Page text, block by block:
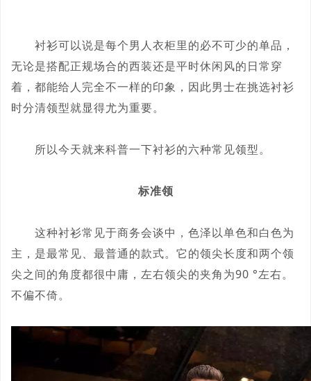
衬衫可以说是每个男人衣柜里的必不可少的单品，
无论是搭配正规场合的西装还是平时休闲风的日常穿
着，都能给人完全不一样的印象，因此男士在挑选衬衫
时分清领型就显得尤为重要。
所以今天就来科普一下衬衫的六种常见领型。
标准领
这种衬衫常见于商务会谈中，色泽以单色和白色为
主，是最常见、最普通的款式。它的领尖长度和两个领
尖之间的角度都很中庸，左右领尖的夹角为90 °左右。
不偏不倚。